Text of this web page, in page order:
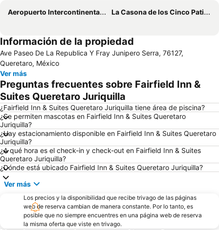
Aeropuerto Intercontinental de Querétaro La Casona de los Cinco Patios
Información de la propiedad
Ave Paseo De La Republica Y Fray Junipero Serra, 76127,
Queretaro, México
Ver más
Preguntas frecuentes sobre Fairfield Inn &
Suites Queretaro Juriquilla
¿Fairfield Inn & Suites Queretaro Juriquilla tiene área de piscina?
¿Se permiten mascotas en Fairfield Inn & Suites Queretaro
Juriquilla?
¿Hay estacionamiento disponible en Fairfield Inn & Suites Queretaro
Juriquilla?
¿A qué hora es el check-in y check-out en Fairfield Inn & Suites
Queretaro Juriquilla?
¿Dónde está ubicado Fairfield Inn & Suites Queretaro Juriquilla?
Ver más
Los precios y la disponibilidad que recibe trivago de las páginas
web de reserva cambian de manera constante. Por lo tanto, es
posible que no siempre encuentres en una página web de reserva
la misma oferta que viste en trivago.